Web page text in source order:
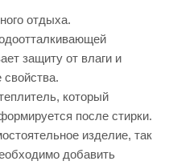
отдыха.
защиту от влаги и
который
после стирки.
изделие, так
добавить